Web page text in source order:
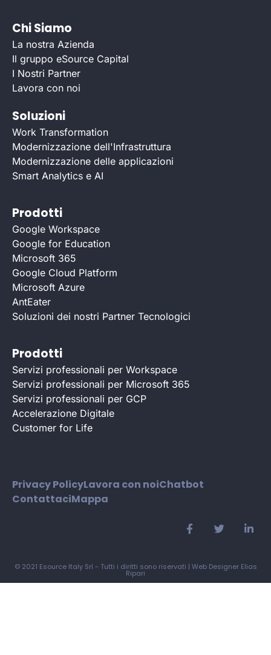
Chi Siamo
La nostra Azienda
Il gruppo eSource Capital
I Nostri Partner
Lavora con noi
Soluzioni
Work Transformation
Modernizzazione dell'Infrastruttura
Modernizzazione delle applicazioni
Smart Analytics e AI
Prodotti
Google Workspace
Google for Education
Microsoft 365
Google Cloud Platform
Microsoft Azure
AntEater
Soluzioni dei nostri Partner Tecnologici
Prodotti
Servizi professionali per Workspace
Servizi professionali per Microsoft 365
Servizi professionali per GCP
Accelerazione Digitale
Customer for Life
Privacy PolicyLavora con noiChatbot
ContattaciMappa
© 2021 Esource Italy Srl - Tutti i diritti sono riservati | Web Designer Elias
Ripari